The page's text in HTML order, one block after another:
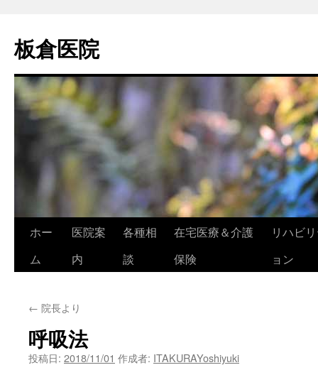
テ
ン
ス
キ
板倉医院
ホー
ム
医院案
内
各種相
談
在宅医療＆介護
保険
リハビ
ョン
← 院長より
呼吸法
投稿日: 2018/11/01 作成者: ITAKURAYoshiyuki